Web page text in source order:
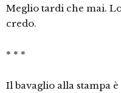
Meglio tardi che mai.
credo.
* * *
Il bavaglio alla stampa